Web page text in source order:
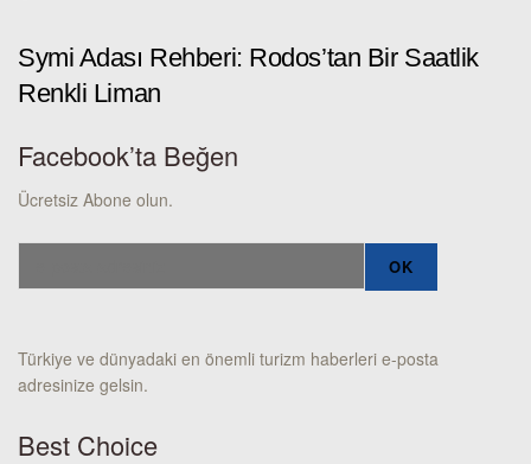
Symi Adası Rehberi: Rodos’tan Bir Saatlik
Renkli Liman
Facebook’ta Beğen
Ücretsiz Abone olun.
Türkiye ve dünyadaki en önemli turizm haberleri e-posta
adresinize gelsin.
Best Choice